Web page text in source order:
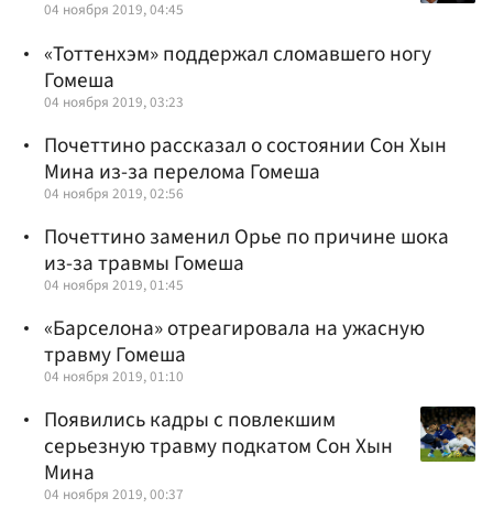
04 ноября 2019, 04:45
«Тоттенхэм» поддержал сломавшего ногу
Гомеша
04 ноября 2019, 03:23
Почеттино рассказал о состоянии Сон Хын
Мина из-за перелома Гомеша
04 ноября 2019, 02:56
Почеттино заменил Орье по причине шока
из-за травмы Гомеша
04 ноября 2019, 01:45
«Барселона» отреагировала на ужасную
травму Гомеша
04 ноября 2019, 01:10
Появились кадры с повлекшим
серьезную травму подкатом Сон Хын
Мина
04 ноября 2019, 00:37